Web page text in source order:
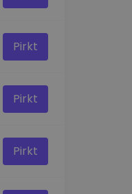
Pirkt
Pirkt
Pirkt